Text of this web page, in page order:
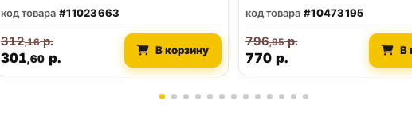
код товара #11023663
301,60 р.
312,16р.
В корзину
код товара #10473195
770 р.
796,95р.
В